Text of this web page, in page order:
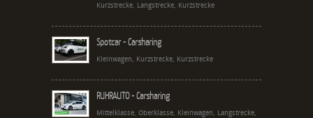
Kurzstrecke, Langstrecke, Kurzstrecke
Spotcar - Carsharing
Kleinwagen, Kurzstrecke, Kurzstrecke
RUHRAUTO - Carsharing
Mittelklasse, Oberklasse, Kleinwagen, Langstrecke,